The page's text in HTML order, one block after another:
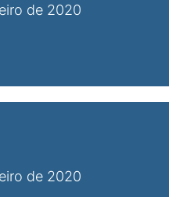
de 2020
de 2020